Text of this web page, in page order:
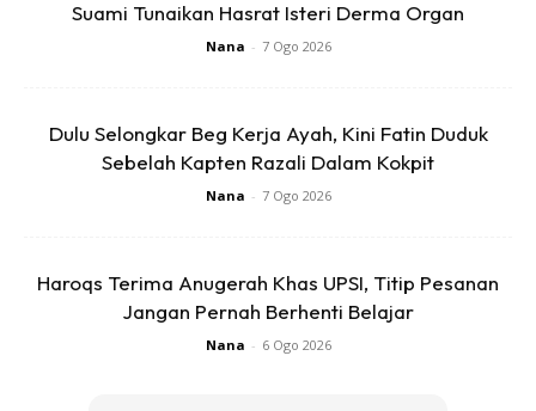
Suami Tunaikan Hasrat Isteri Derma Organ
Nana - 7 Ogo 2026
Dulu Selongkar Beg Kerja Ayah, Kini Fatin Duduk
Sebelah Kapten Razali Dalam Kokpit
Nana - 7 Ogo 2026
Haroqs Terima Anugerah Khas UPSI, Titip Pesanan
Jangan Pernah Berhenti Belajar
Nana - 6 Ogo 2026